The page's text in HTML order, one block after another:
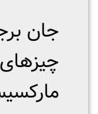
جان